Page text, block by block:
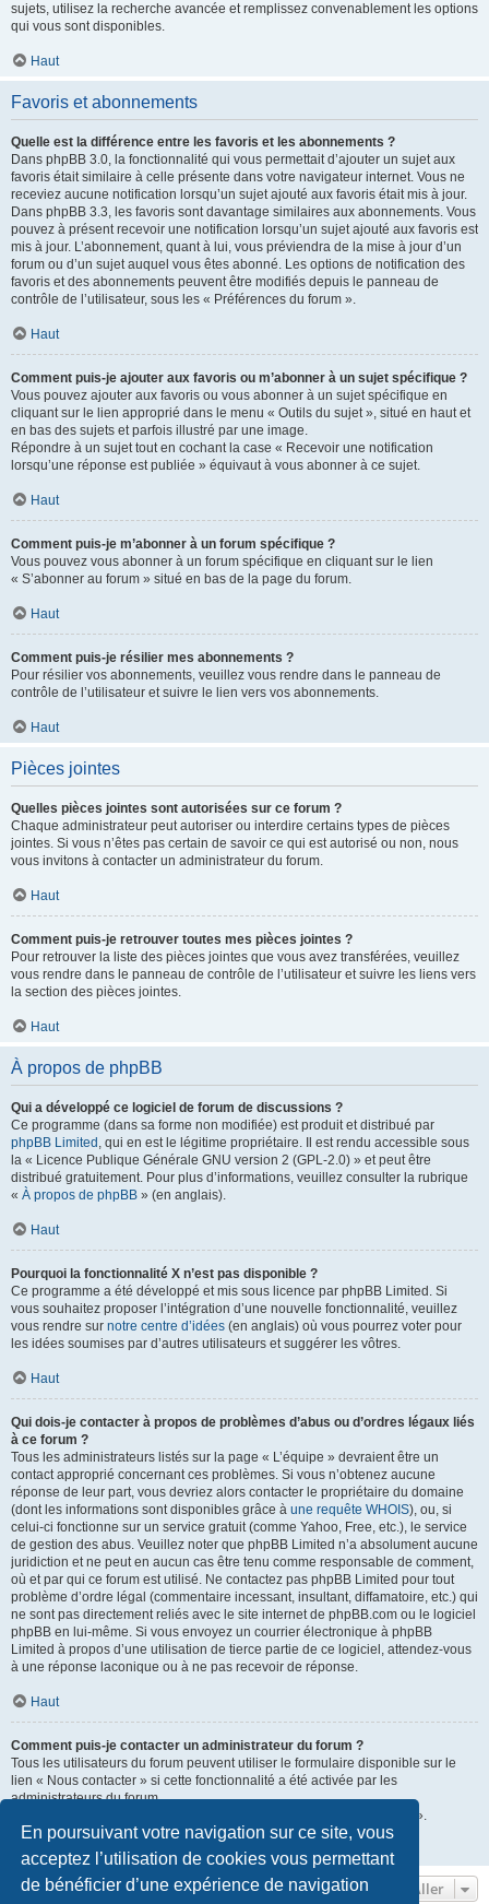
En poursuivant votre navigation sur ce site, vous
acceptez l’utilisation de cookies vous permettant
de bénéficier d’une expérience de navigation
sujets, utilisez la recherche avancée et remplissez convenablement les options
qui vous sont disponibles.
Haut
Favoris et abonnements
Quelle est la différence entre les favoris et les abonnements ?
Dans phpBB 3.0, la fonctionnalité qui vous permettait d’ajouter un sujet aux
favoris était similaire à celle présente dans votre navigateur internet. Vous ne
receviez aucune notification lorsqu’un sujet ajouté aux favoris était mis à jour.
Dans phpBB 3.3, les favoris sont davantage similaires aux abonnements. Vous
pouvez à présent recevoir une notification lorsqu’un sujet ajouté aux favoris est
mis à jour. L’abonnement, quant à lui, vous préviendra de la mise à jour d’un
forum ou d’un sujet auquel vous êtes abonné. Les options de notification des
favoris et des abonnements peuvent être modifiés depuis le panneau de
contrôle de l’utilisateur, sous les « Préférences du forum ».
Haut
Comment puis-je ajouter aux favoris ou m’abonner à un sujet spécifique ?
Vous pouvez ajouter aux favoris ou vous abonner à un sujet spécifique en
cliquant sur le lien approprié dans le menu « Outils du sujet », situé en haut et
en bas des sujets et parfois illustré par une image.
Répondre à un sujet tout en cochant la case « Recevoir une notification
lorsqu’une réponse est publiée » équivaut à vous abonner à ce sujet.
Haut
Comment puis-je m’abonner à un forum spécifique ?
Vous pouvez vous abonner à un forum spécifique en cliquant sur le lien
« S’abonner au forum » situé en bas de la page du forum.
Haut
Comment puis-je résilier mes abonnements ?
Pour résilier vos abonnements, veuillez vous rendre dans le panneau de
contrôle de l’utilisateur et suivre le lien vers vos abonnements.
Haut
Pièces jointes
Quelles pièces jointes sont autorisées sur ce forum ?
Chaque administrateur peut autoriser ou interdire certains types de pièces
jointes. Si vous n’êtes pas certain de savoir ce qui est autorisé ou non, nous
vous invitons à contacter un administrateur du forum.
Haut
Comment puis-je retrouver toutes mes pièces jointes ?
Pour retrouver la liste des pièces jointes que vous avez transférées, veuillez
vous rendre dans le panneau de contrôle de l’utilisateur et suivre les liens vers
la section des pièces jointes.
Haut
À propos de phpBB
Qui a développé ce logiciel de forum de discussions ?
Ce programme (dans sa forme non modifiée) est produit et distribué par
phpBB Limited , qui en est le légitime propriétaire. Il est rendu accessible sous
la « Licence Publique Générale GNU version 2 (GPL-2.0) » et peut être
distribué gratuitement. Pour plus d’informations, veuillez consulter la rubrique
« À propos de phpBB » (en anglais).
Haut
Pourquoi la fonctionnalité X n’est pas disponible ?
Ce programme a été développé et mis sous licence par phpBB Limited. Si
vous souhaitez proposer l’intégration d’une nouvelle fonctionnalité, veuillez
vous rendre sur notre centre d’idées (en anglais) où vous pourrez voter pour
les idées soumises par d’autres utilisateurs et suggérer les vôtres.
Haut
Qui dois-je contacter à propos de problèmes d’abus ou d’ordres légaux liés
à ce forum ?
Tous les administrateurs listés sur la page « L’équipe » devraient être un
contact approprié concernant ces problèmes. Si vous n’obtenez aucune
réponse de leur part, vous devriez alors contacter le propriétaire du domaine
(dont les informations sont disponibles grâce à une requête WHOIS), ou, si
celui-ci fonctionne sur un service gratuit (comme Yahoo, Free, etc.), le service
de gestion des abus. Veuillez noter que phpBB Limited n’a absolument aucune
juridiction et ne peut en aucun cas être tenu comme responsable de comment,
où et par qui ce forum est utilisé. Ne contactez pas phpBB Limited pour tout
problème d’ordre légal (commentaire incessant, insultant, diffamatoire, etc.) qui
ne sont pas directement reliés avec le site internet de phpBB.com ou le logiciel
phpBB en lui-même. Si vous envoyez un courrier électronique à phpBB
Limited à propos d’une utilisation de tierce partie de ce logiciel, attendez-vous
à une réponse laconique ou à ne pas recevoir de réponse.
Haut
Comment puis-je contacter un administrateur du forum ?
Tous les utilisateurs du forum peuvent utiliser le formulaire disponible sur le
lien « Nous contacter » si cette fonctionnalité a été activée par les
administrateurs du forum.
Les membres du forum peuvent également utiliser le lien « L’équipe ».
Aller